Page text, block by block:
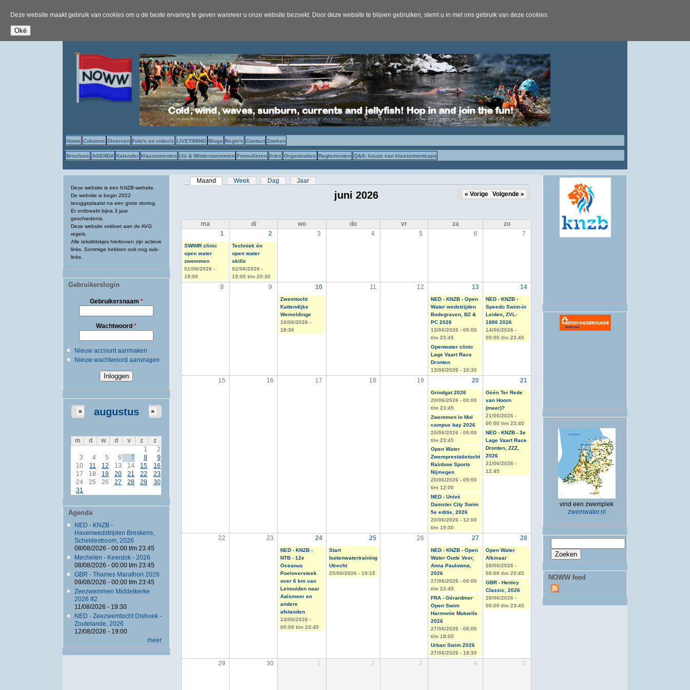
Deze website maakt gebruik van cookies om u de beste ervaring te geven wanneer u onze website bezoekt. Door deze website te blijven gebruiken, stemt u in met ons gebruik van deze cookies.
Home Columns Diversen Foto's en video's LIVETIMING Blogs Regio's Contact Zoeken
Brochure AGENDA Kalender Klassementen IJs & Winterzwemmen Formulieren links Organisaties Reglementen Q&A: keuze van klassementcaps
Deze website is een KNZB-website.
De website is begin 2022
teruggeplaatst na een grote storing.
Er ontbreekt bijna 3 jaar
geschiedenis.
Deze website voldoet aan de AVG
regels.
Alle tekstblokjes hierboven zijn actieve
links. Sommige hebben ook nog sub-
links.
Gebruikerslogin
Gebruikersnaam *
Wachtwoord *
Nieuw account aanmaken
Nieuw wachtwoord aanvragen
augustus
« »
m d w d v z
z
1
2
3
4 5 6 7 8
9
10
11 12 13 14 15
16
17
18 19 20 21 22
23
24
25 26 27 28 29
30
31
Agenda
NED - KNZB -
Havenwedstrijden Breskens,
Scheldestroom, 2026
08/08/2026 - 00:00t/m 23:45
Mechelen - Keerdok - 2026
08/08/2026 - 00:00t/m 23:45
GBR - Thames Marathon 2026
09/08/2026 - 00:00t/m 23:45
Zeezwemmen Middelkerke
2026 #2
11/08/2026 - 19:30
NED - Zeezwemtocht Dishoek -
Zoutelande, 2026
12/08/2026 - 19:00
meer
Primaire tabs
Maand (actieve tabblad)
Week Dag Jaar
juni 2026 « Vorige Volgende »
ma di wo do vr za
zo
1
2 3 4 5 6 7
SWIMR clinic
open water
zwemmen
01/06/2026 -
19:00
Techniek én
open water
skills
02/06/2026 -
19:00 t/m 20:30
8 9 10 11 12 13 14
Zwemtocht
Kattendijke
Wemeldinge
10/06/2026 -
18:30
NED - KNZB - Open
Water wedstrijden
Bodegraven, BZ &
PC 2026
13/06/2026 - 00:00
t/m 23:45
Openwater clinic
Lage Vaart Race
Dronten
13/06/2026 - 10:30
NED - KNZB -
Speedo Swim-in
Leiden, ZVL-
1886 2026
14/06/2026 -
00:00 t/m 23:45
15 16 17 18 19 20 21
Grindgat 2026
20/06/2026 - 00:00
t/m 23:45
Zwemmen in Mol
campus bay 2026
20/06/2026 - 00:00
t/m 23:45
Open Water
Zwemprestatietocht
Rainbow Sports
Nijmegen
20/06/2026 - 09:00
t/m 12:00
NED - Univé
Damster City Swim
5e editie, 2026
20/06/2026 - 12:00
t/m 19:30
Géén Ter Rede
van Hoorn
(meer)?
21/06/2026 -
00:00 t/m 23:45
NED - KNZB - 3e
Lage Vaart Race
Dronten, ZZZ,
2026
21/06/2026 -
12:45
22 23 24 25 26 27 28
NED - KNZB -
NTB - 12e
Oceanus
Poeloversteek
over 6 km van
Leimuiden naar
Aalsmeer en
andere
afstanden
24/06/2026 -
00:00 t/m 23:45
Start
buitenwatertraining
Utrecht
25/06/2026 - 19:15
NED - KNZB - Open
Water Oude Veer,
Anna Paulowna,
2026
27/06/2026 - 00:00
t/m 23:45
FRA - Gérardmer
Open Swim
Harmonie Mutuelle
2026
27/06/2026 - 08:00
t/m 18:00
Urban Swim 2026
27/06/2026 - 18:30
Open Water
Alkmaar
28/06/2026 -
00:00 t/m 23:45
GBR - Henley
Classic, 2026
28/06/2026 -
00:00 t/m 23:45
29 30 1 2 3 4 5
vind een zwemplek
zwemwater.nl
Zoekveld
NOWW feed